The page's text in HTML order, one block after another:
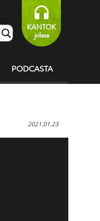
KANTOK
jolasa
PODCASTA
2021.01.23